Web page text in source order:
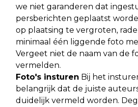
we niet garanderen dat
persberichten geplaatst
op plaatsing te vergroten,
minimaal één liggende foto
Vergeet niet de naam van de
vermelden.
Foto's insturen Bij het
belangrijk dat de juiste
duidelijk vermeld worden.